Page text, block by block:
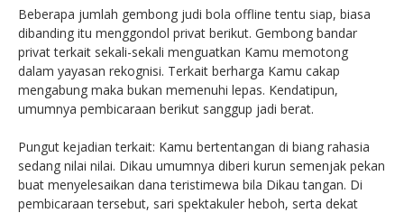
Beberapa jumlah gembong judi bola offline tentu siap, biasa
dibanding itu menggondol privat berikut. Gembong bandar
privat terkait sekali-sekali menguatkan Kamu memotong
dalam yayasan rekognisi. Terkait berharga Kamu cakap
mengabung maka bukan memenuhi lepas. Kendatipun,
umumnya pembicaraan berikut sanggup jadi berat.
Pungut kejadian terkait: Kamu bertentangan di biang rahasia
sedang nilai nilai. Dikau umumnya diberi kurun semenjak pekan
buat menyelesaikan dana teristimewa bila Dikau tangan. Di
pembicaraan tersebut, sari spektakuler heboh, serta dekat